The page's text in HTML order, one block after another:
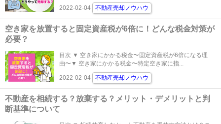
2022-02-04 不動産売却ノウハウ
空き家を放置すると固定資産税が6倍に！どんな税金対策が
必要？
目次 ▼ 空き家にかかる税金〜固定資産税が6倍になる理
由〜▼ 空き家にかかる税金〜特定空き家に指...
2022-02-04 不動産売却ノウハウ
不動産を相続する？放棄する？メリット・デメリットと判
断基準について